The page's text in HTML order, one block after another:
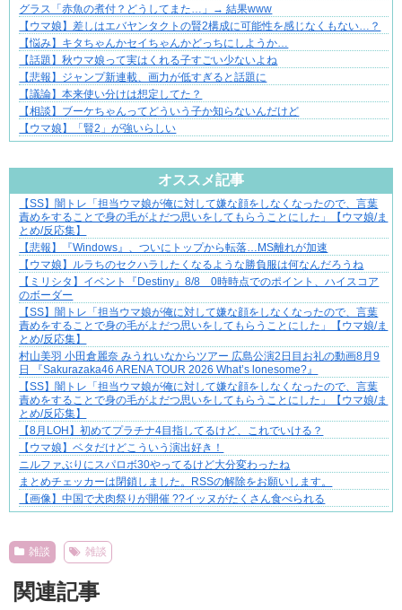
グラス「赤魚の煮付？どうしてまた…」→ 結果www
【ウマ娘】差しはエバヤンタクトの賢2構成に可能性を感じなくもない…？
【悩み】キタちゃんかセイちゃんかどっちにしようか…
【話題】秋ウマ娘って実はくれる子すごい少ないよね
【悲報】ジャンプ新連載、画力が低すぎると話題に
【議論】本来使い分けは想定してた？
【相談】ブーケちゃんってどういう子か知らないんだけど
【ウマ娘】「賢2」が強いらしい
オススメ記事
【マンガ】バラシ屋トシヤの漫画セレクション
【SS】闇トレ「担当ウマ娘が俺に対して嫌な顔をしなくなったので、言葉
責めをすることで身の毛がよだつ思いをしてもらうことにした」【ウマ娘/ま
とめ/反応集】
【悲報】『Windows』、ついにトップから転落…MS離れが加速
【ウマ娘】ルラちのセクハラしたくなるような勝負服は何なんだろうね
【ミリシタ】イベント『Destiny』8/8 0時時点でのポイント、ハイスコア
のボーダー
【SS】闇トレ「担当ウマ娘が俺に対して嫌な顔をしなくなったので、言葉
責めをすることで身の毛がよだつ思いをしてもらうことにした」【ウマ娘/ま
とめ/反応集】
村山美羽 小田倉麗奈 みうれいなからツアー 広島公演2日目お礼の動画8月9
日 『Sakurazaka46 ARENA TOUR 2026 What’s lonesome?』
【SS】闇トレ「担当ウマ娘が俺に対して嫌な顔をしなくなったので、言葉
責めをすることで身の毛がよだつ思いをしてもらうことにした」【ウマ娘/ま
とめ/反応集】
【8月LOH】初めてプラチナ4目指してるけど、これでいける？
【ウマ娘】ベタだけどこういう演出好き！
ニルファぶりにスパロボ30やってるけど大分変わったね
まとめチェッカーは閉鎖しました。RSSの解除をお願いします。
【画像】中国で犬肉祭りが開催 ??イッヌがたくさん食べられる
雑談 雑談
関連記事